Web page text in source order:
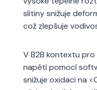
slitiny snižuje
což zlepšuje
V B2B kontextu
napětí pomocí
snižuje oxidaci na